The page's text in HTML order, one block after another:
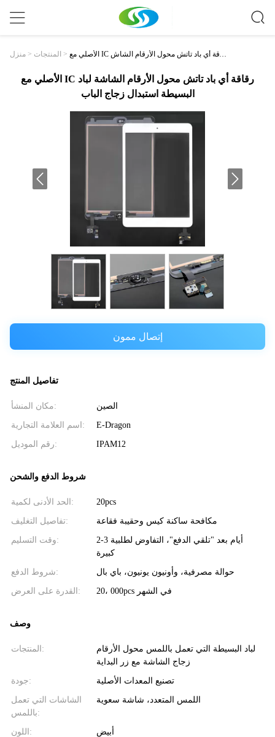
منزل > المنتجات > الأصلي مع IC رقاقة أي باد تاتش محول الأرقام الشاش
ة لباد البسيطة استبدال زجاج الباب
الأصلي مع IC رقاقة أي باد تاتش محول الأرقام الشاشة لباد
البسيطة استبدال زجاج الباب
إتصال ممون
تفاصيل المنتج
مكان المنشأ: الصين
اسم العلامة التجارية: E-Dragon
رقم الموديل: IPAM12
شروط الدفع والشحن
الحد الأدنى لكمية: 20pcs
تفاصيل التغليف: مكافحة ساكنة كيس وحقيبة فقاعة
وقت التسليم:
2-3 أيام بعد "تلقي الدفع"، التفاوض لطلبية
كبيرة
شروط الدفع: حوالة مصرفية، وأونيون يونيون، باي بال
القدرة على العرض: 20، 000pcs في الشهر
وصف
المنتجات:
لباد البسيطة التي تعمل باللمس محول الأرقام
زجاج الشاشة مع زر البداية
جودة: تصنيع المعدات الأصلية
الشاشات التي تعمل
باللمس:
اللمس المتعدد، شاشة سعوية
اللون: أبيض